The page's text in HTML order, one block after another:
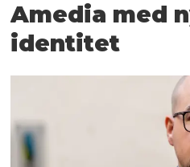
Amedia med
identitet